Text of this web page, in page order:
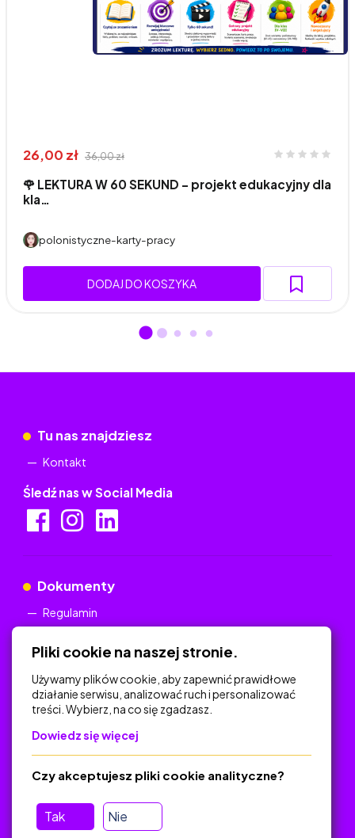
26,00 zł 36,00 zł
🌹 LEKTURA W 60 SEKUND - projekt edukacyjny dla
kla…
polonistyczne-karty-pracy
DODAJ DO KOSZYKA
Tu nas znajdziesz
Kontakt
Śledź nas w Social Media
Dokumenty
Regulamin
Na skróty
Polityka Prywatności
O platformie
Baza materiałów dydaktycznych
Jak zostać autorem
Pliki cookie na naszej stronie.
Używamy plików cookie, aby zapewnić prawidłowe
działanie serwisu, analizować ruch i personalizować
treści. Wybierz, na co się zgadzasz.
Dowiedz się więcej
Tak Nie
Czy akceptujesz pliki cookie analityczne?